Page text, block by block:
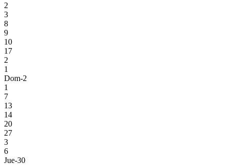
2
3
8
9
10
17
2
1
Dom-2
1
7
13
14
20
27
3
6
Jue-30